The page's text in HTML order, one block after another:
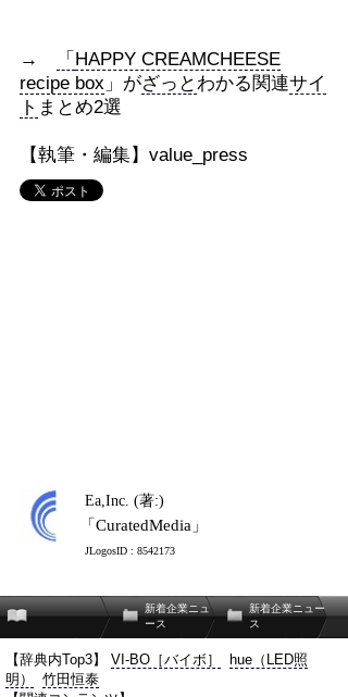
→ 「 HAPPY CREAMCHEESE
recipe box 」がざっとわかる関連サイ
ト まとめ2選
【執筆・編集】value_press
Ea,Inc. (著:)
「CuratedMedia」
JLogosID : 8542173
新着企業ニュ
ース
新着企業ニュー
ス
【辞典内Top3】 VI-BO［バイボ］
hue（LED照
明）
竹田恒泰